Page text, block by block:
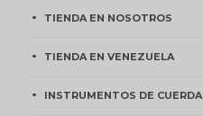
TIENDA EN NOSOTROS
TIENDA EN VENEZUELA
INSTRUMENTOS DE CUERDA